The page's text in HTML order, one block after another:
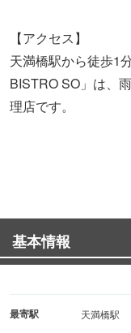
【アクセス】
天満橋駅から徒歩1
BISTRO SO」は、
理店です。
自慢は鹿児島県「
め細かくジューシ
厚切りサムギョプサ
さい。また、7種の
基本情報
最寄駅 天満橋駅